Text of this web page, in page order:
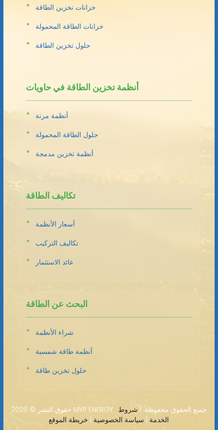
خزانات تخزين الطاقة
خزانات الطاقة المحمولة
حلول تخزين الطاقة
أنظمة تخزين الطاقة في حاويات
أنظمة مرنة
حلول الطاقة المحمولة
أنظمة تخزين مدمجة
تكاليف الطاقة
أسعار الأنظمة
تكاليف التركيب
عائد الاستثمار
البحث عن الطاقة
شراء الأنظمة
أنظمة طاقة شمسية
حلول تخزين طاقة
حقوق النشر © 2026 MYP ENERGY · جميع الحقوق محفوظة. | شروط
الخدمة | سياسة الخصوصية | خريطة الموقع